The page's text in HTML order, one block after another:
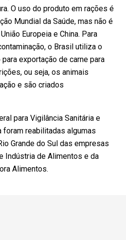
O uso do produto em rações é
Mundial da Saúde, mas não é
Europeia e China. Para
o Brasil utiliza o
exportação de carne para
ou seja, os animais
e são criados
para Vigilância Sanitária e
foram reabilitadas algumas
Grande do Sul das empresas
Indústria de Alimentos e da
Alimentos.